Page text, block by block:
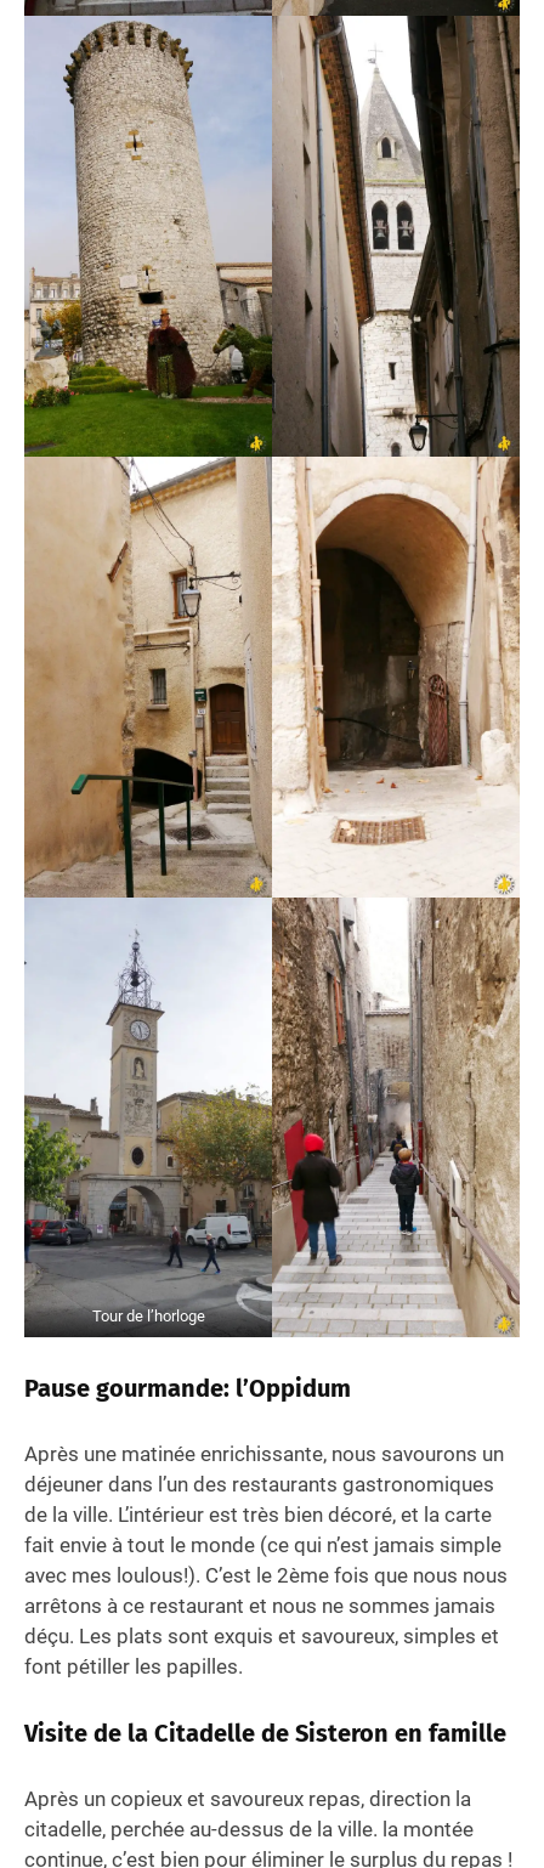
Tour de l’horloge
Pause gourmande: l’Oppidum
Après une matinée enrichissante, nous savourons un
déjeuner dans l’un des restaurants gastronomiques
de la ville. L’intérieur est très bien décoré, et la carte
fait envie à tout le monde (ce qui n’est jamais simple
avec mes loulous!). C’est le 2ème fois que nous nous
arrêtons à ce restaurant et nous ne sommes jamais
déçu. Les plats sont exquis et savoureux, simples et
font pétiller les papilles.
Visite de la Citadelle de Sisteron en famille
Après un copieux et savoureux repas, direction la
citadelle, perchée au-dessus de la ville. la montée
continue, c’est bien pour éliminer le surplus du repas !